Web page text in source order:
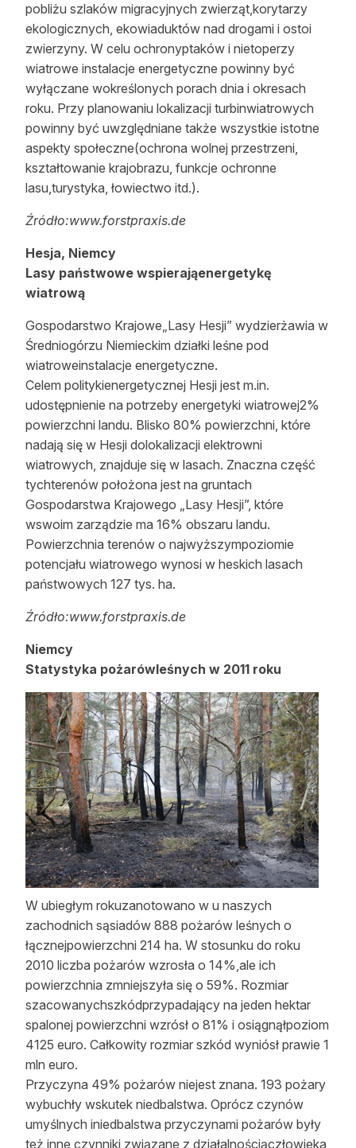
pobliżu szlaków migracyjnych zwierząt,korytarzy
ekologicznych, ekowiaduktów nad drogami i ostoi
zwierzyny. W celu ochronyptaków i nietoperzy
wiatrowe instalacje energetyczne powinny być
wyłączane wokreślonych porach dnia i okresach
roku. Przy planowaniu lokalizacji turbinwiatrowych
powinny być uwzględniane także wszystkie istotne
aspekty społeczne(ochrona wolnej przestrzeni,
kształtowanie krajobrazu, funkcje ochronne
lasu,turystyka, łowiectwo itd.).
Źródło:www.forstpraxis.de
Hesja, Niemcy
Lasy państwowe wspierająenergetykę
wiatrową
Gospodarstwo Krajowe„Lasy Hesji” wydzierżawia w
Średniogórzu Niemieckim działki leśne pod
wiatroweinstalacje energetyczne.
Celem politykienergetycznej Hesji jest m.in.
udostępnienie na potrzeby energetyki wiatrowej2%
powierzchni landu. Blisko 80% powierzchni, które
nadają się w Hesji dolokalizacji elektrowni
wiatrowych, znajduje się w lasach. Znaczna część
tychterenów położona jest na gruntach
Gospodarstwa Krajowego „Lasy Hesji”, które
wswoim zarządzie ma 16% obszaru landu.
Powierzchnia terenów o najwyższympoziomie
potencjału wiatrowego wynosi w heskich lasach
państwowych 127 tys. ha.
Źródło:www.forstpraxis.de
Niemcy
Statystyka pożarówleśnych w 2011 roku
W ubiegłym rokuzanotowano w u naszych
zachodnich sąsiadów 888 pożarów leśnych o
łącznejpowierzchni 214 ha. W stosunku do roku
2010 liczba pożarów wzrosła o 14%,ale ich
powierzchnia zmniejszyła się o 59%. Rozmiar
szacowanychszkódprzypadający na jeden hektar
spalonej powierzchni wzrósł o 81% i osiągnąłpoziom
4125 euro. Całkowity rozmiar szkód wyniósł prawie 1
mln euro.
Przyczyna 49% pożarów niejest znana. 193 pożary
wybuchły wskutek niedbalstwa. Oprócz czynów
umyślnych iniedbalstwa przyczynami pożarów były
też inne czynniki związane z działalnościączłowieka,